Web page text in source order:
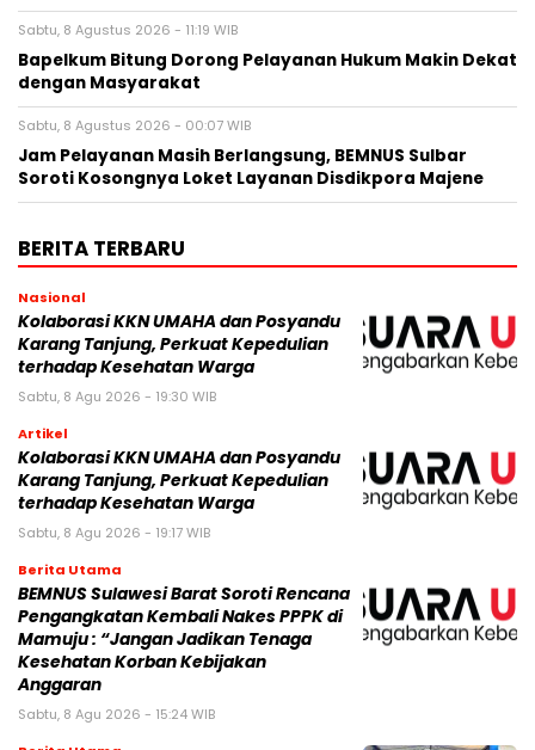
Sabtu, 8 Agustus 2026 - 11:19 WIB
Bapelkum Bitung Dorong Pelayanan Hukum Makin Dekat
dengan Masyarakat
Sabtu, 8 Agustus 2026 - 00:07 WIB
Jam Pelayanan Masih Berlangsung, BEMNUS Sulbar
Soroti Kosongnya Loket Layanan Disdikpora Majene
BERITA TERBARU
Nasional
Kolaborasi KKN UMAHA dan Posyandu
Karang Tanjung, Perkuat Kepedulian
terhadap Kesehatan Warga
Sabtu, 8 Agu 2026 - 19:30 WIB
Artikel
Kolaborasi KKN UMAHA dan Posyandu
Karang Tanjung, Perkuat Kepedulian
terhadap Kesehatan Warga
Sabtu, 8 Agu 2026 - 19:17 WIB
Berita Utama
BEMNUS Sulawesi Barat Soroti Rencana
Pengangkatan Kembali Nakes PPPK di
Mamuju : “Jangan Jadikan Tenaga
Kesehatan Korban Kebijakan
Anggaran
Sabtu, 8 Agu 2026 - 15:24 WIB